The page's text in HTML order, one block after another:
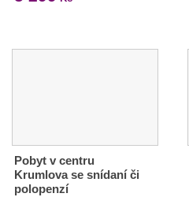
Pobyt v centru
Krumlova se snídaní či
polopenzí